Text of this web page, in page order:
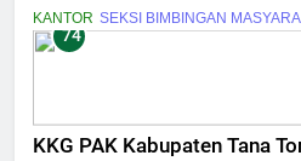
Berawal dari Diri Sendiri
KANTOR SEKSI BIMBINGAN
74
KKG PAK Kabupaten Tana